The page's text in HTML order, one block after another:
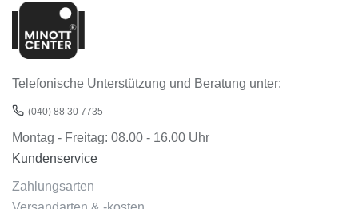
Telefonische Unterstützung und Beratung unter:
(040) 88 30 7735
Montag - Freitag: 08.00 - 16.00 Uhr
Kundenservice
Zahlungsarten